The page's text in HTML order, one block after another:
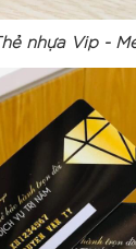
nhựa Vip -